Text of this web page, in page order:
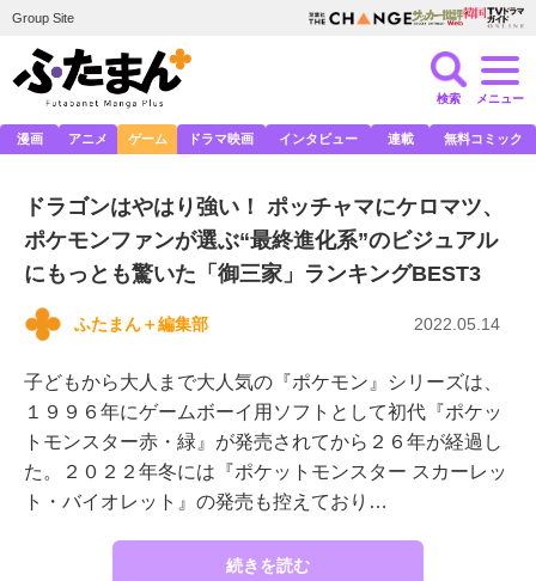
Group Site
検索 メニュー
漫画 アニメ ゲーム ドラマ映画 インタビュー 連載 無料コミック
ドラゴンはやはり強い！ ポッチャマにケロマツ、
ポケモンファンが選ぶ“最終進化系”のビジュアル
にもっとも驚いた「御三家」ランキングBEST3
ふたまん＋編集部 2022.05.14
子どもから大人まで大人気の『ポケモン』シリーズは、
１９９６年にゲームボーイ用ソフトとして初代『ポケッ
トモンスター赤・緑』が発売されてから２６年が経過し
た。２０２２年冬には『ポケットモンスター スカーレッ
ト・バイオレット』の発売も控えており…
続きを読む